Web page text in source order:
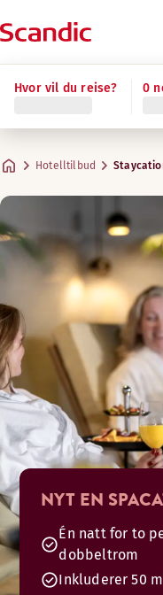
Hvor vil du reise? 0
Hotelltilbud
NYT EN
Én natt for to
dobbeltrom
Inkluderer 50